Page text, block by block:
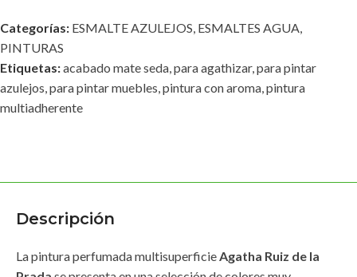
Categorías: ESMALTE AZULEJOS ESMALTES AGUA
PINTURAS
Etiquetas:acabado mate seda para agathizar, para pintar
azulejos para pintar muebles pintura con aroma pintura
multiadherente
Descripción
La pintura perfumada multisuperficie Agatha Ruiz de la